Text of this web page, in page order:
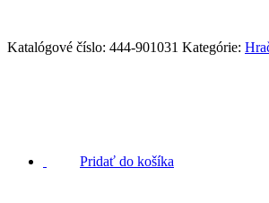
Katalógové číslo: 444-901031 Kategórie:
Pridať do košíka